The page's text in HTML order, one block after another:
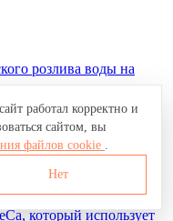
розлива воды на
работал корректно и
сайтом, вы
файлов cookie .
Нет